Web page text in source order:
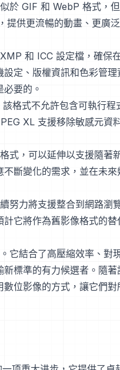
於 GIF 和 WebP 格式，
提供更流暢的動畫、更廣
和 ICC 設定檔，確保
定、版權資訊和色彩管
要的。
格式不允許包含可執行程
XL 支援移除敏感元資
式，可以延伸以支援隨著
斷變化的需求，並在未
努力將支援整合到網路瀏
它將作為舊影像格式的
它結合了高壓縮效率、對
標準的有力候選者。隨
位影像的方式，讓它們